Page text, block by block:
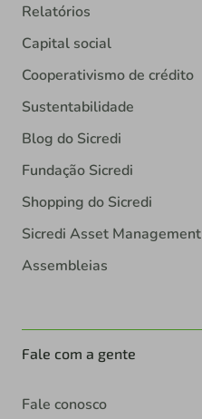
Relatórios
Capital social
Cooperativismo de crédito
Sustentabilidade
Blog do Sicredi
Fundação Sicredi
Shopping do Sicredi
Sicredi Asset Management
Assembleias
Fale com a gente
Fale conosco